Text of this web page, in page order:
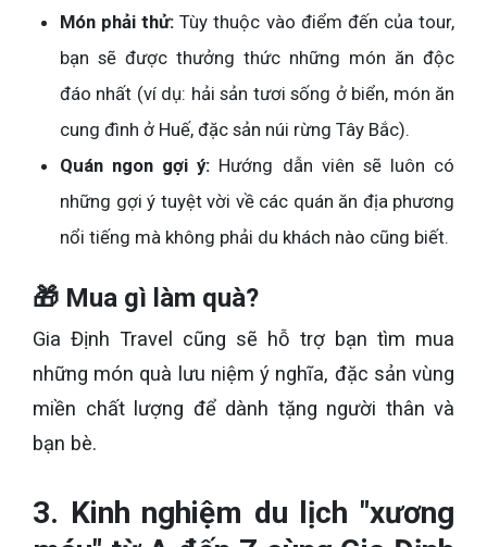
Món phải thử: Tùy thuộc vào điểm đến của tour,
bạn sẽ được thưởng thức những món ăn độc
đáo nhất (ví dụ: hải sản tươi sống ở biển, món ăn
cung đình ở Huế, đặc sản núi rừng Tây Bắc).
Quán ngon gợi ý: Hướng dẫn viên sẽ luôn có
những gợi ý tuyệt vời về các quán ăn địa phương
nổi tiếng mà không phải du khách nào cũng biết.
🎁 Mua gì làm quà?
Gia Định Travel cũng sẽ hỗ trợ bạn tìm mua
những món quà lưu niệm ý nghĩa, đặc sản vùng
miền chất lượng để dành tặng người thân và
bạn bè.
3. Kinh nghiệm du lịch "xương